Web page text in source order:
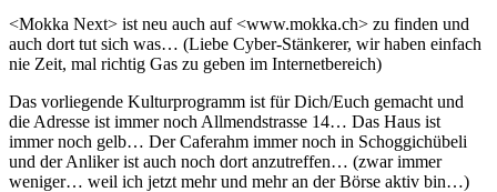
<Mokka Next> ist neu auch auf <www.mokka.ch> zu finden und
auch dort tut sich was… (Liebe Cyber-Stänkerer, wir haben einfach
nie Zeit, mal richtig Gas zu geben im Internetbereich)
Das vorliegende Kulturprogramm ist für Dich/Euch gemacht und
die Adresse ist immer noch Allmendstrasse 14… Das Haus ist
immer noch gelb… Der Caferahm immer noch in Schoggichübeli
und der Anliker ist auch noch dort anzutreffen… (zwar immer
weniger… weil ich jetzt mehr und mehr an der Börse aktiv bin…)